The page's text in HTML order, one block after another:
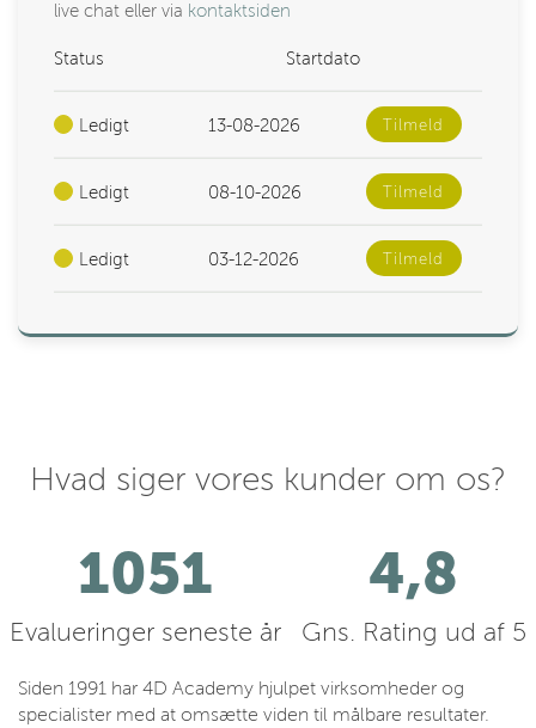
live chat eller via kontaktsiden
Status Startdato
Ledigt 13-08-2026 Tilmeld
Ledigt 08-10-2026 Tilmeld
Ledigt 03-12-2026 Tilmeld
Hvad siger vores kunder om os?
1185
Evalueringer seneste år
4,8
Gns. Rating ud af 5
Siden 1991 har 4D Academy hjulpet virksomheder og
specialister med at omsætte viden til målbare resultater.